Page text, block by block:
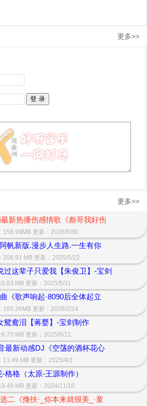
更多>>
更多>>
新热播伤感情歌《彪哥我好伤
158.99MB 更新：2026/6/30
帆新版.漫步人生路.一生有你
208.91 MB 更新：2025/5/22
过这辈子只爱我【朱俊卫】-宝剑
MB 更新：2025/5/31
《歌声响起·8090后全体起立
160.26MB 更新：2026/2/24
鸳鸯泪【蒋婴】-宝剑制作
MB 更新：2025/9/11
最新动感DJ《空荡的酒杯花心
11.49 MB 更新：2025/4/3
格格（太原-王源制作）
MB 更新：2024/11/10
二《搀扶·_你本来就很美_·童